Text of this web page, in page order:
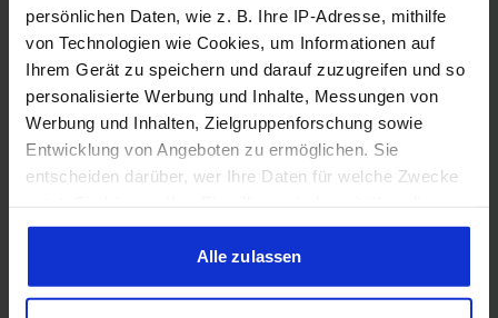
persönlichen Daten, wie z. B. Ihre IP-Adresse, mithilfe
von Technologien wie Cookies, um Informationen auf
Ihrem Gerät zu speichern und darauf zuzugreifen und so
personalisierte Werbung und Inhalte, Messungen von
Werbung und Inhalten, Zielgruppenforschung sowie
Entwicklung von Angeboten zu ermöglichen. Sie
entscheiden darüber, wer Ihre Daten für welche Zwecke
Cookie-Erklärung oder durch Klicken auf das Privacy
Trigger Symbol ändern oder widerrufen
Alle zulassen
ZUM BESTPREIS
Vergleichen
Gewinne einen MSI Gaming PC mit RTX 5070